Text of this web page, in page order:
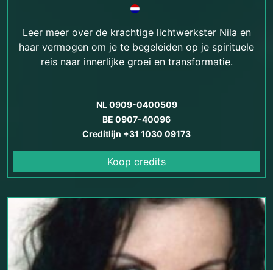
Leer meer over de krachtige lichtwerkster Nila en
haar vermogen om je te begeleiden op je spirituele
reis naar innerlijke groei en transformatie.
NL 0909-0400509
BE 0907-40096
Creditlijn +31 1030 09173
Koop credits